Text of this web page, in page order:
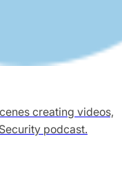
creating videos,
podcast.